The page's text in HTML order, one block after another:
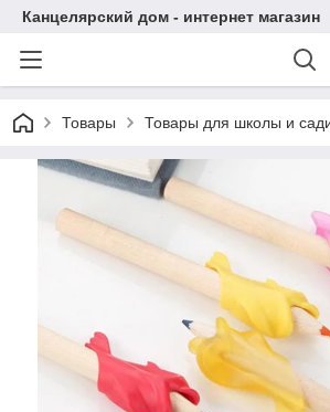
Канцелярский дом - интернет магазин
Товары Товары для школы и